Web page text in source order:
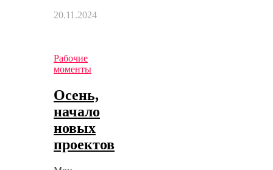
20.11.2024
Рабочие
моменты
Осень,
начало
новых
проектов